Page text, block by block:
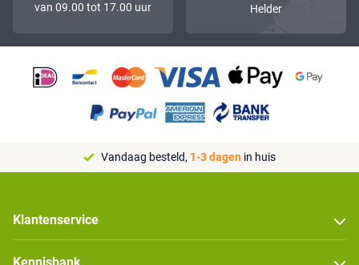
van 09.00 tot 17.00 uur
Helder
Vandaag besteld, 1-3 dagen in huis
Klantenservice